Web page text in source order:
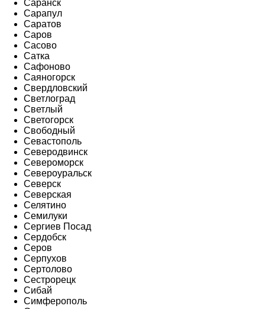
Саранск
Сарапул
Саратов
Саров
Сасово
Сатка
Сафоново
Саяногорск
Свердловский
Светлоград
Светлый
Светогорск
Свободный
Севастополь
Северодвинск
Североморск
Североуральск
Северск
Северская
Селятино
Семилуки
Сергиев Посад
Сердобск
Серов
Серпухов
Сертолово
Сестрорецк
Сибай
Симферополь